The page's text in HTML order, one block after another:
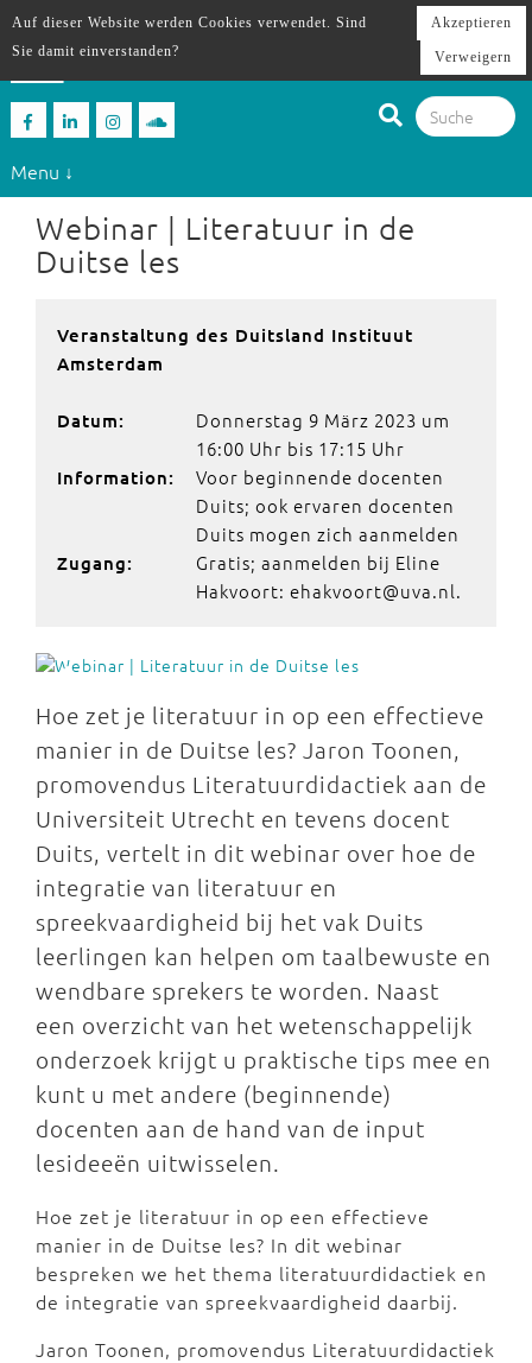
Menu ↓
Webinar | Literatuur in de
Duitse les
Veranstaltung des Duitsland Instituut
Amsterdam
Datum:
Donnerstag 9 März 2023 um
16:00 Uhr bis 17:15 Uhr
Information:
Voor beginnende docenten
Duits; ook ervaren docenten
Duits mogen zich aanmelden
Zugang:
Gratis; aanmelden bij Eline
Hakvoort: ehakvoort@uva.nl.
Hoe zet je literatuur in op een effectieve
manier in de Duitse les? Jaron Toonen,
promovendus Literatuurdidactiek aan de
Universiteit Utrecht en tevens docent
Duits, vertelt in dit webinar over hoe de
integratie van literatuur en
spreekvaardigheid bij het vak Duits
leerlingen kan helpen om taalbewuste en
wendbare sprekers te worden. Naast
een overzicht van het wetenschappelijk
onderzoek krijgt u praktische tips mee en
kunt u met andere (beginnende)
docenten aan de hand van de input
lesideeën uitwisselen.
Hoe zet je literatuur in op een effectieve
manier in de Duitse les? In dit webinar
bespreken we het thema literatuurdidactiek en
de integratie van spreekvaardigheid daarbij.
Jaron Toonen, promovendus Literatuurdidactiek
Auf dieser Website werden Cookies verwendet. Sind
Sie damit einverstanden?
Akzeptieren
Verweigern